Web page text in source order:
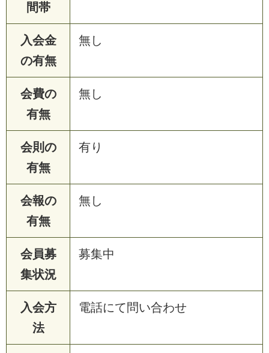
間帯
入会金
の有無
無し
会費の
有無
無し
会則の
有無
有り
会報の
有無
無し
会員募
集状況
募集中
入会方
法
電話にて問い合わせ